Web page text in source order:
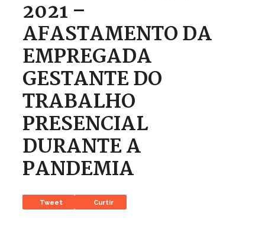
2021 –
AFASTAMENTO DA
EMPREGADA
GESTANTE DO
TRABALHO
PRESENCIAL
DURANTE A
PANDEMIA
Tweet Curtir